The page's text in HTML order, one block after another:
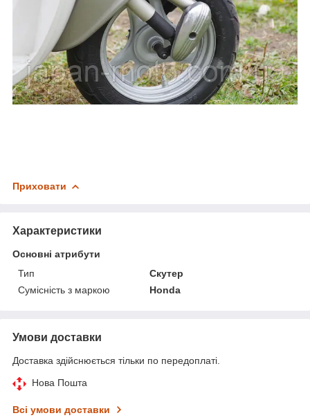
Приховати
Характеристики
Основні атрибути
Тип
Скутер
Сумісність з маркою
Honda
Умови доставки
Доставка здійснюється тільки по передоплаті.
Нова Пошта
Всі умови доставки